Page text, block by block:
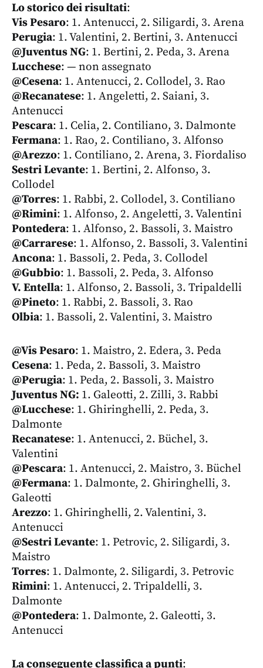
Lo storico dei risultati:
Vis Pesaro: 1. Antenucci, 2. Siligardi, 3. Arena
Perugia: 1. Valentini, 2. Bertini, 3. Antenucci
@JuventusNG: 1. Bertini, 2. Peda, 3. Arena
Lucchese: — non assegnato
@Cesena: 1. Antenucci, 2. Collodel, 3. Rao
@Recanatese: 1. Angeletti, 2. Saiani, 3.
Antenucci
Pescara: 1. Celia, 2. Contiliano, 3. Dalmonte
Fermana: 1. Rao, 2. Contiliano, 3. Alfonso
@Arezzo: 1. Contiliano, 2. Arena, 3. Fiordaliso
Sestri Levante: 1. Bertini, 2. Alfonso, 3.
Collodel
@Torres: 1. Rabbi, 2. Collodel, 3. Contiliano
@Rimini: 1. Alfonso, 2. Angeletti, 3. Valentini
Pontedera: 1. Alfonso, 2. Bassoli, 3. Maistro
@Carrarese: 1. Alfonso, 2. Bassoli, 3. Valentini
Ancona: 1. Bassoli, 2. Peda, 3. Collodel
@Gubbio: 1. Bassoli, 2. Peda, 3. Alfonso
V. Entella: 1. Alfonso, 2. Bassoli, 3. Tripaldelli
@Pineto: 1. Rabbi, 2. Bassoli, 3. Rao
Olbia: 1. Bassoli, 2. Valentini, 3. Maistro
@Vis Pesaro: 1. Maistro, 2. Edera, 3. Peda
Cesena: 1. Peda, 2. Bassoli, 3. Maistro
@Perugia: 1. Peda, 2. Bassoli, 3. Maistro
JuventusNG: 1. Galeotti, 2. Zilli, 3. Rabbi
@Lucchese: 1. Ghiringhelli, 2. Peda, 3.
Dalmonte
Recanatese: 1. Antenucci, 2. Büchel, 3.
Valentini
@Pescara: 1. Antenucci, 2. Maistro, 3. Büchel
@Fermana: 1. Dalmonte, 2. Ghiringhelli, 3.
Galeotti
Arezzo: 1. Ghiringhelli, 2. Valentini, 3.
Antenucci
@Sestri Levante: 1. Petrovic, 2. Siligardi, 3.
Maistro
Torres: 1. Dalmonte, 2. Siligardi, 3. Petrovic
Rimini: 1. Antenucci, 2. Tripaldelli, 3.
Dalmonte
@Pontedera: 1. Dalmonte, 2. Galeotti, 3.
Antenucci
La conseguente classifica a punti: